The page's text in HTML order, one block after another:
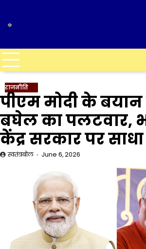
content
राजनीति
पीएम मोदी के
बघेल का पलटवार,
केंद्र सरकार पर
स्वतंत्रबोल June 6, 2026